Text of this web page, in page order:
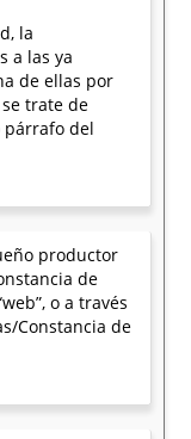
la
a las ya
de ellas por
trate de
párrafo del
productor
de
o a través
Constancia de